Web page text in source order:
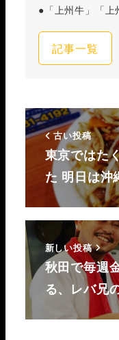
●「上州牛」「上
記事一覧
古い投稿
東京ではた
た 明日は沖
新しい投稿
秋田で毎週
る、レバ兄